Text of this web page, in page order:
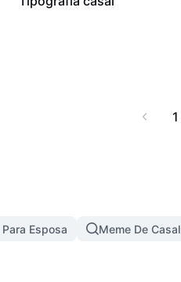
1
Esposa Meme De Casal